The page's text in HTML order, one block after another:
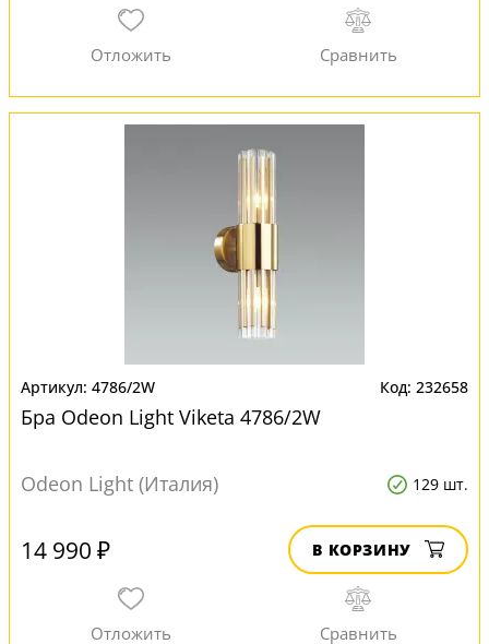
4786/2W 232658
Бра Odeon Light Viketa 4786/2W
Odeon Light (Италия) 129 шт.
14 990 ₽ В КОРЗИНУ